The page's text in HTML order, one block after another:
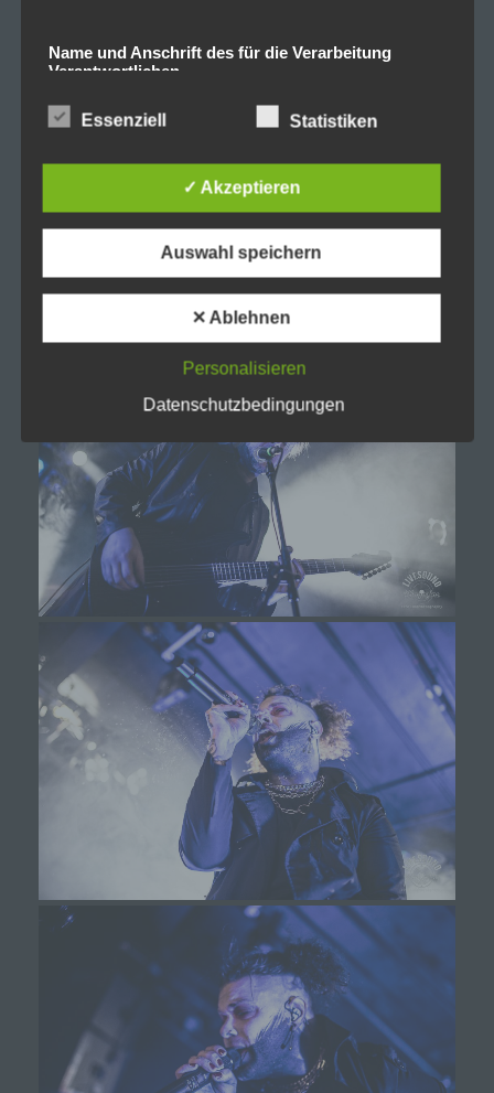
Name und Anschrift des für die Verarbeitung
Verantwortlichen
Verantwortlicher im Sinne der Datenschutz-
und anderer Bestimmungen mit
datenschutzrechtlichem Charakter ist die:
Michaela Mayerr
Deutschland
Cookies / SessionStorage / LocalStorage
Die Internetseiten verwenden teilweise so genannte
Cookies, LocalStorage und SessionStorage. Dies dient
dazu, unser Angebot nutzerfreundlicher, effektiver und
sicherer zu machen. Local Storage und
SessionStorage ist eine Technologie, mit welcher ihr
Browser Daten auf Ihrem Computer oder mobilen
Gerät abspeichert. Cookies sind Textdateien, welche
über einen Internetbrowser auf einem Computersystem
abgelegt und gespeichert werden. Sie können die
Verwendung von Cookies, LocalStorage und
SessionStorage durch entsprechende Einstellung in
Ihrem Browser verhindern.
Zahlreiche Internetseiten und Server verwenden
Cookies. Viele Cookies enthalten eine sogenannte
Cookie-ID. Eine Cookie-ID ist eine eindeutige
Kennung des Cookies. Sie besteht aus einer
Zeichenfolge, durch welche Internetseiten und
Server dem konkreten Internetbrowser zugeordnet
werden können, in dem das Cookie gespeichert
wurde. Dies ermöglicht es den besuchten
Internetseiten und Servern, den individuellen
Browser der betroffenen Person von anderen
Internetbrowsern, die andere Cookies enthalten,
zu unterscheiden. Ein bestimmter Internetbrowser
kann über die eindeutige Cookie-ID wiedererkannt
und identifiziert werden.
Durch den Einsatz von Cookies kann den Nutzern
Essenziell Statistiken
✓ Akzeptieren
Auswahl speichern
✕ Ablehnen
Personalisieren
Datenschutzbedingungen